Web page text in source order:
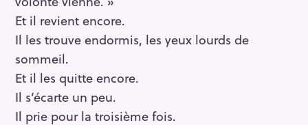
Et il revient encore.
Il les trouve endormis, les yeux lourds de
sommeil.
Et il les quitte encore.
Il s’écarte un peu.
Il prie pour la troisième fois.